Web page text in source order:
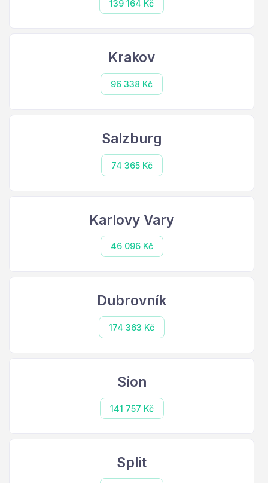
139 164 Kč
Krakov
96 338 Kč
Salzburg
74 365 Kč
Karlovy Vary
46 096 Kč
Dubrovník
174 363 Kč
Sion
141 757 Kč
Split